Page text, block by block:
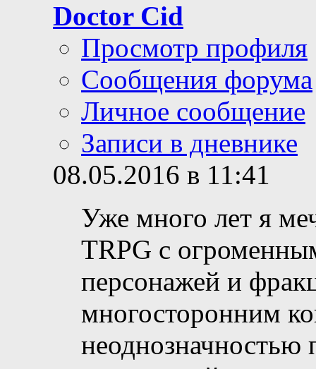
Doctor Cid
Просмотр профиля
Сообщения форума
Личное сообщение
Записи в дневнике
08.05.2016 в 11:41
Уже много лет я
TRPG с
персонажей и
многосторонним
неоднозначностью